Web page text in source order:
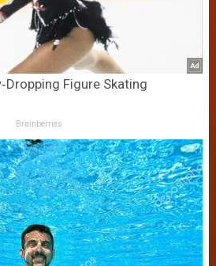
Figure Skating
Brainberries